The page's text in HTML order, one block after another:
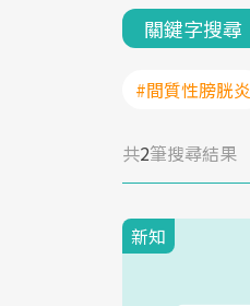
關鍵字搜尋
#間質性膀胱炎
共2筆搜尋結果
新知